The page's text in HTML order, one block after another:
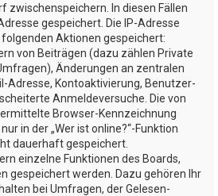
zwischenspeichern. In diesen Fällen
gespeichert. Die IP-Adresse
Aktionen gespeichert:
von Beiträgen (dazu zählen Private
Änderungen an zentralen
Adresse, Kontoaktivierung, Benutzer-
Anmeldeversuche. Die von
Browser-Kennzeichnung
in der „Wer ist online?“-Funktion
dauerhaft gespeichert.
einzelne Funktionen des Boards,
gespeichert werden. Dazu gehören Ihr
bei Umfragen, der Gelesen-